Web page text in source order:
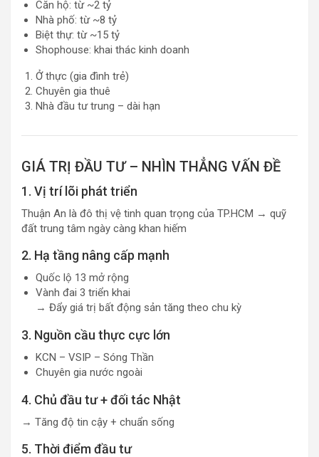
Căn hộ: từ ~2 tỷ
Nhà phố: từ ~8 tỷ
Biệt thự: từ ~15 tỷ
Shophouse: khai thác kinh doanh
Ở thực (gia đình trẻ)
Chuyên gia thuê
Nhà đầu tư trung – dài hạn
GIÁ TRỊ ĐẦU TƯ – NHÌN THẲNG VẤN ĐỀ
1. Vị trí lõi phát triển
Thuận An là đô thị vệ tinh quan trọng của TP.HCM → quỹ
đất trung tâm ngày càng khan hiếm
2. Hạ tầng nâng cấp mạnh
Quốc lộ 13 mở rộng
Vành đai 3 triển khai
→ Đẩy giá trị bất động sản tăng theo chu kỳ
3. Nguồn cầu thực cực lớn
KCN – VSIP – Sóng Thần
Chuyên gia nước ngoài
4. Chủ đầu tư + đối tác Nhật
→ Tăng độ tin cậy + chuẩn sống
5. Thời điểm đầu tư